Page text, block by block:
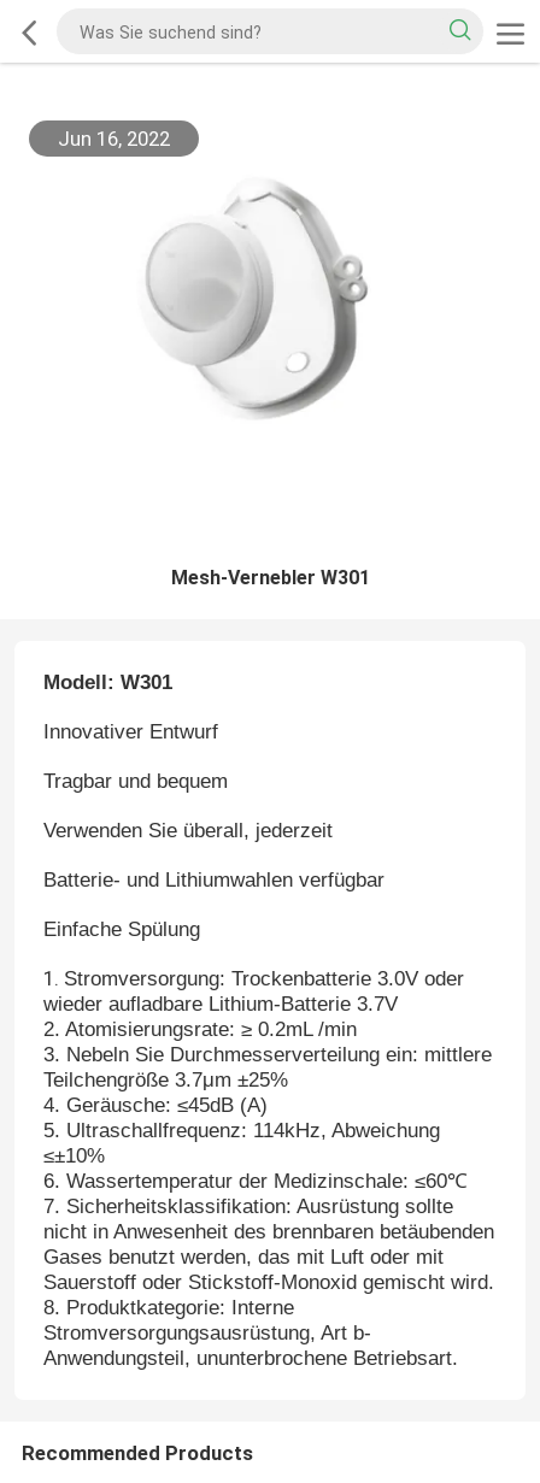
Jun 16, 2022
Mesh-Vernebler W301
Modell: W301
Innovativer Entwurf
Tragbar und bequem
Verwenden Sie überall, jederzeit
Batterie- und Lithiumwahlen verfügbar
Einfache Spülung
1. Stromversorgung: Trockenbatterie 3.0V oder
wieder aufladbare Lithium-Batterie 3.7V
2. Atomisierungsrate: ≥ 0.2mL /min
3. Nebeln Sie Durchmesserverteilung ein: mittlere
Teilchengröße 3.7μm ±25%
4. Geräusche: ≤45dB (A)
5. Ultraschallfrequenz: 114kHz, Abweichung
≤±10%
6. Wassertemperatur der Medizinschale: ≤60℃
7. Sicherheitsklassifikation: Ausrüstung sollte
nicht in Anwesenheit des brennbaren betäubenden
Gases benutzt werden, das mit Luft oder mit
Sauerstoff oder Stickstoff-Monoxid gemischt wird.
8. Produktkategorie: Interne
Stromversorgungsausrüstung, Art b-
Anwendungsteil, ununterbrochene Betriebsart.
Recommended Products